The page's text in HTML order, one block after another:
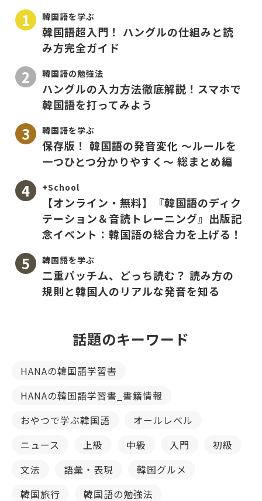
韓国語を学ぶ
韓国語超入門！ ハングルの仕組みと読
み方完全ガイド
韓国語の勉強法
ハングルの入力方法徹底解説！スマホで
韓国語を打ってみよう
韓国語を学ぶ
保存版！ 韓国語の発音変化 〜ルールを
一つひとつ分かりやすく〜 総まとめ編
+School
【オンライン・無料】『韓国語のディク
テーション＆音読トレーニング』出版記
念イベント：韓国語の総合力を上げる！
韓国語を学ぶ
二重パッチム、どっち読む？ 読み方の
規則と韓国人のリアルな発音を知る
話題のキーワード
HANAの韓国語学習書
HANAの韓国語学習書_書籍情報
おやつで学ぶ韓国語
オールレベル
ニュース
上級 中級 入門
初級
文法
語彙・表現
韓国グルメ
韓国旅行
韓国語の勉強法